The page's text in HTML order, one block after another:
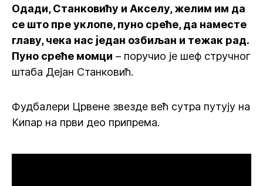
Одади, Станковићу и Акселу, желим им да
се што пре уклопе, пуно среће, да наместе
главу, чека нас један озбиљан и тежак рад.
Пуно среће момци – поручио је шеф стручног
штаба Дејан Станковић.
Фудбалери Црвене звезде већ сутра путују на
Кипар на први део припрема.